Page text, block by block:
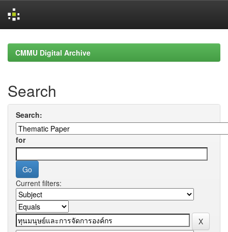
navigationCMMU Digital Archive
Search
Search:
for
Current filters: